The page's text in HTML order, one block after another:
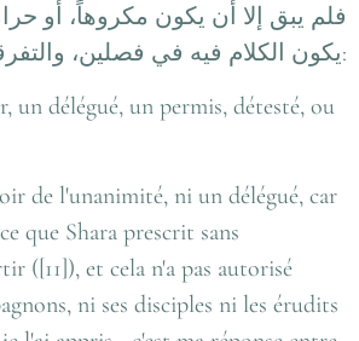
يكون الكلام فيه في فصلين،:
un délégué, un permis, détesté, ou
de l'unanimité, ni un délégué, car
que Shara prescrit sans
([11]), et cela n'a pas autorisé
ni ses disciples ni les érudits